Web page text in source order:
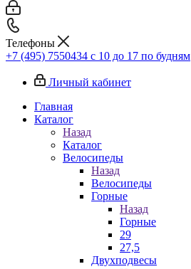
Телефоны
+7 (495) 7550434 с 10 до 17 по будням
Личный кабинет
Главная
Каталог
Назад
Каталог
Велосипеды
Назад
Велосипеды
Горные
Назад
Горные
29
27,5
Двухподвесы